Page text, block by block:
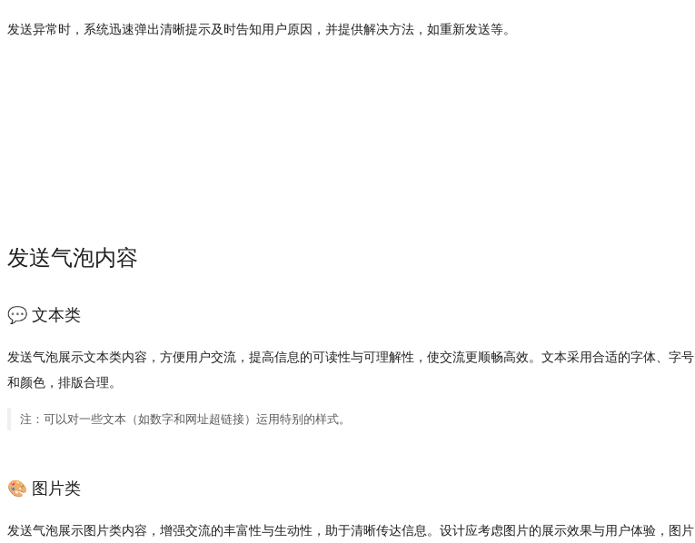
发送异常时，系统迅速弹出清晰提示及时告知用户原因，并提供解决方法，如重新发送等。
发送气泡内容
💬 文本类
发送气泡展示文本类内容，方便用户交流，提高信息的可读性与可理解性，使交流更顺畅高效。文本采用合适的字体、字号
和颜色，排版合理。
注 ：可以对一些文本（如数字和网址超链接）运用特别的样式。
🎨 图片类
发送气泡展示图片类内容，增强交流的丰富性与生动性，助于清晰传达信息。设计应考虑图片的展示效果与用户体验，图片